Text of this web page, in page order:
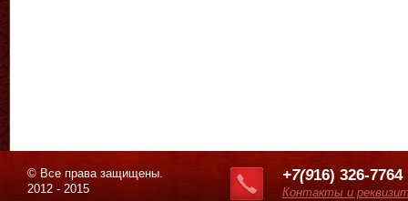
© Все права защищены.
2012 - 2015
+7(916) 326-7764
Контакты и